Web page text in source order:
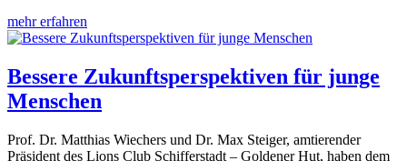
mehr erfahren
Bessere Zukunftsperspektiven für junge
Menschen
Prof. Dr. Matthias Wiechers und Dr. Max Steiger, amtierender
Präsident des Lions Club Schifferstadt – Goldener Hut, haben dem